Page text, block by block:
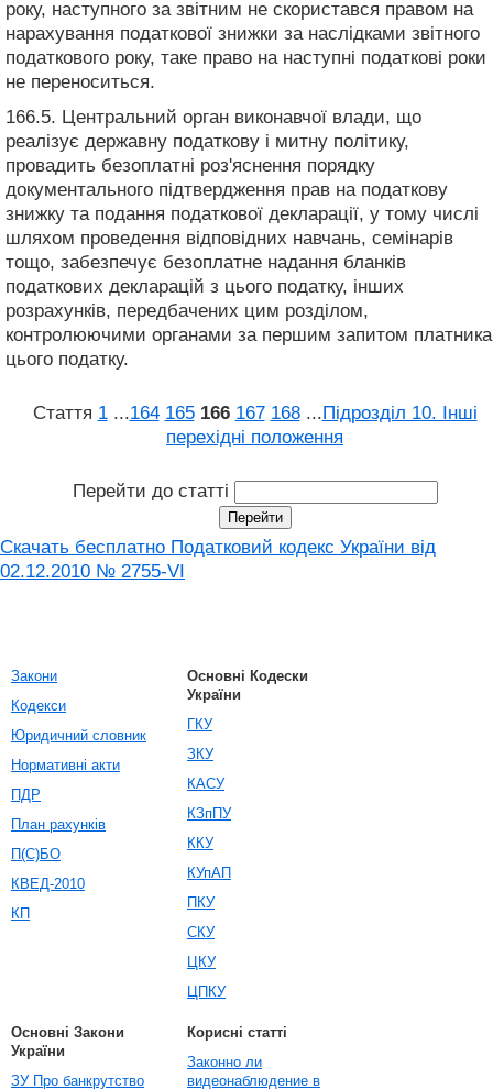
року, наступного за звітним не скористався правом на
нарахування податкової знижки за наслідками звітного
податкового року, таке право на наступні податкові роки
не переноситься.
166.5. Центральний орган виконавчої влади, що
реалізує державну податкову і митну політику,
провадить безоплатні роз'яснення порядку
документального підтвердження прав на податкову
знижку та подання податкової декларації, у тому числі
шляхом проведення відповідних навчань, семінарів
тощо, забезпечує безоплатне надання бланків
податкових декларацій з цього податку, інших
розрахунків, передбачених цим розділом,
контролюючими органами за першим запитом платника
цього податку.
Стаття 1 ...164 165 166 167 168 ...Підрозділ 10. Інші
перехідні положення
Перейти до статті
Скачать бесплатно Податковий кодекс України від
02.12.2010 № 2755-VI
Закони
Кодекси
Юридичний словник
Нормативні акти
ПДР
План рахунків
П(С)БО
КВЕД-2010
КП
Основні Кодески
України
ГКУ
ЗКУ
КАСУ
КЗпПУ
ККУ
КУпАП
ПКУ
СКУ
ЦКУ
ЦПКУ
Основні Закони
України
ЗУ Про банкрутство
Корисні статті
Законно ли
видеонаблюдение в